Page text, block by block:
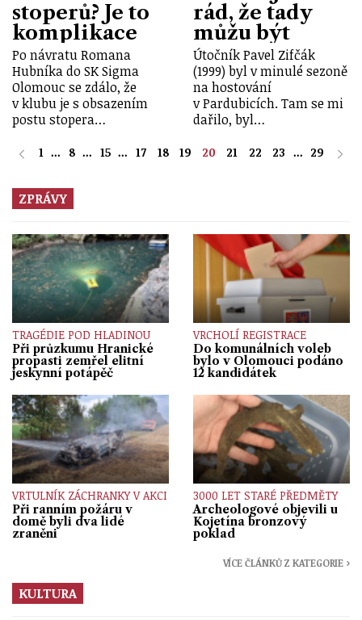
stoperů? Je to
komplikace
Po návratu Romana
Hubníka do SK Sigma
Olomouc se zdálo, že
v klubu je s obsazením
postu stopera…
rád, že tady
můžu být
Útočník Pavel Zifčák
(1999) byl v minulé sezoně
na hostování
v Pardubicích. Tam se mi
dařilo, byl…
1 ... 8 ... 15 ... 17 18 19 20 21 22 23 ... 29
ZPRÁVY
TRAGÉDIE POD HLADINOU
Při průzkumu Hranické
propasti zemřel elitní
jeskynní potápěč
VRCHOLÍ REGISTRACE
Do komunálních voleb
bylo v Olomouci podáno
12 kandidátek
VRTULNÍK ZÁCHRANKY V AKCI
Při ranním požáru v
domě byli dva lidé
zraněni
3000 LET STARÉ PŘEDMĚTY
Archeologové objevili u
Kojetína bronzový
poklad
VÍCE ČLÁNKŮ Z KATEGORIE ›
KULTURA